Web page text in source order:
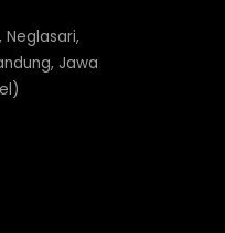
Neglasari,
Jawa